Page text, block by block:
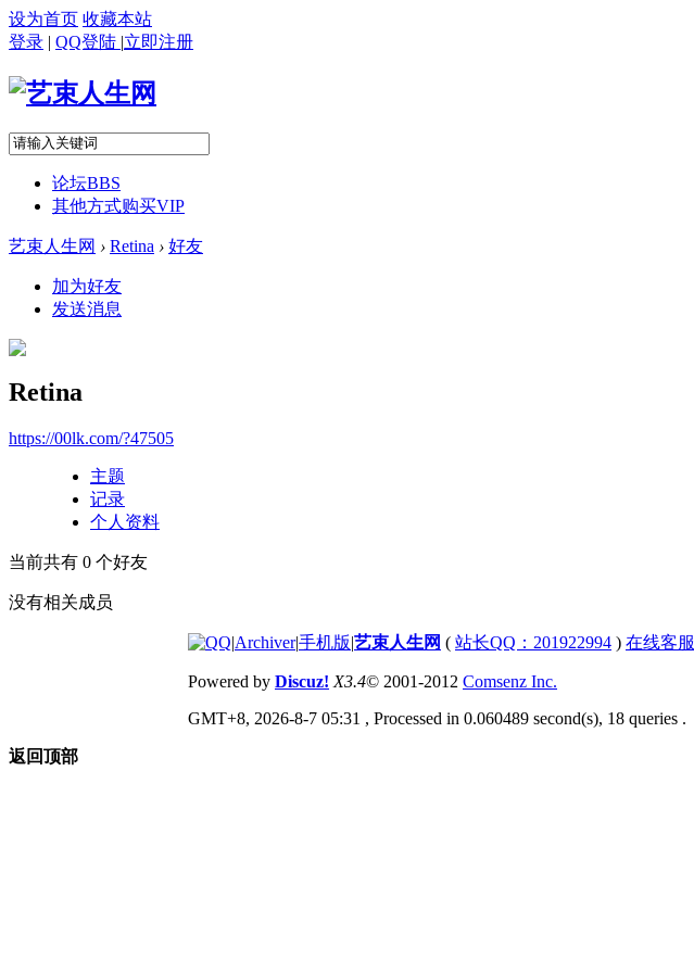
设为首页 收藏本站
登录 | QQ登陆 |立即注册
论坛BBS
其他方式购买VIP
艺束人生网 › Retina › 好友
加为好友
发送消息
Retina
https://00lk.com/?47505
主题
记录
个人资料
当前共有 0 个好友
没有相关成员
|Archiver|手机版|艺束人生网 ( 站长QQ：201922994 ) 在线客服
Powered by Discuz! X3.4© 2001-2012 Comsenz Inc.
GMT+8, 2026-8-7 05:31 , Processed in 0.060489 second(s), 18 queries .
返回顶部